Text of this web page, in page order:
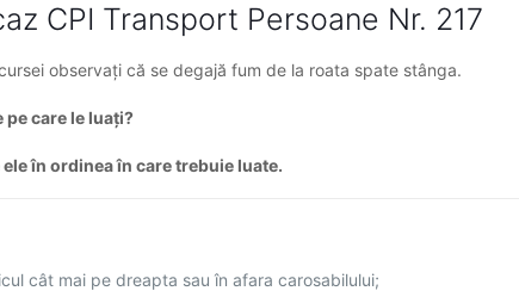
CPI Transport Persoane Nr. 217
observaţi că se degajă fum de la roata spate stânga.
care le luaţi?
în ordinea în care trebuie luate.
cât mai pe dreapta sau în afara carosabilului;